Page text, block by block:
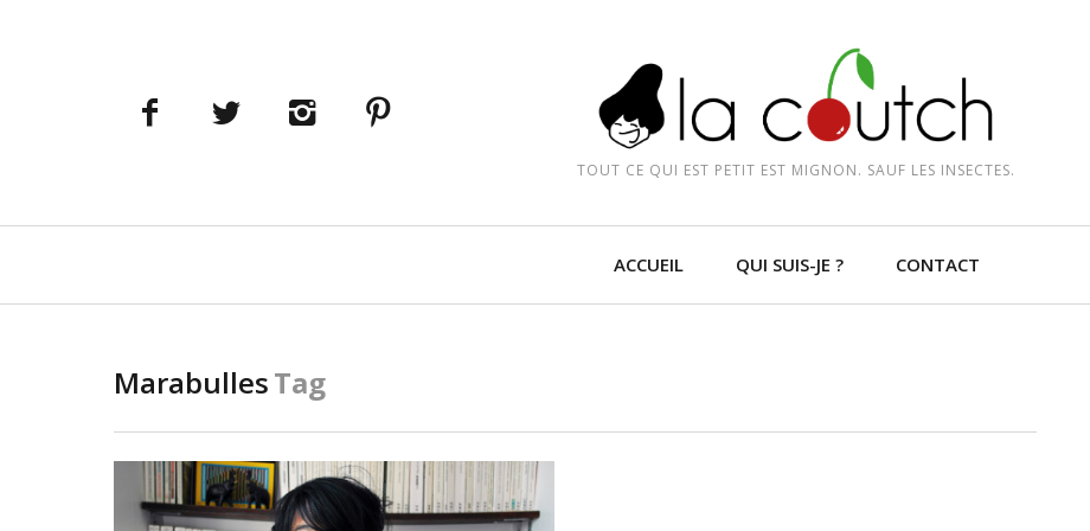
TOUT CE QUI EST PETIT EST MIGNON. SAUF LES INSECTES.
ACCUEIL QUI SUIS-JE ? CONTACT
MarabullesTag